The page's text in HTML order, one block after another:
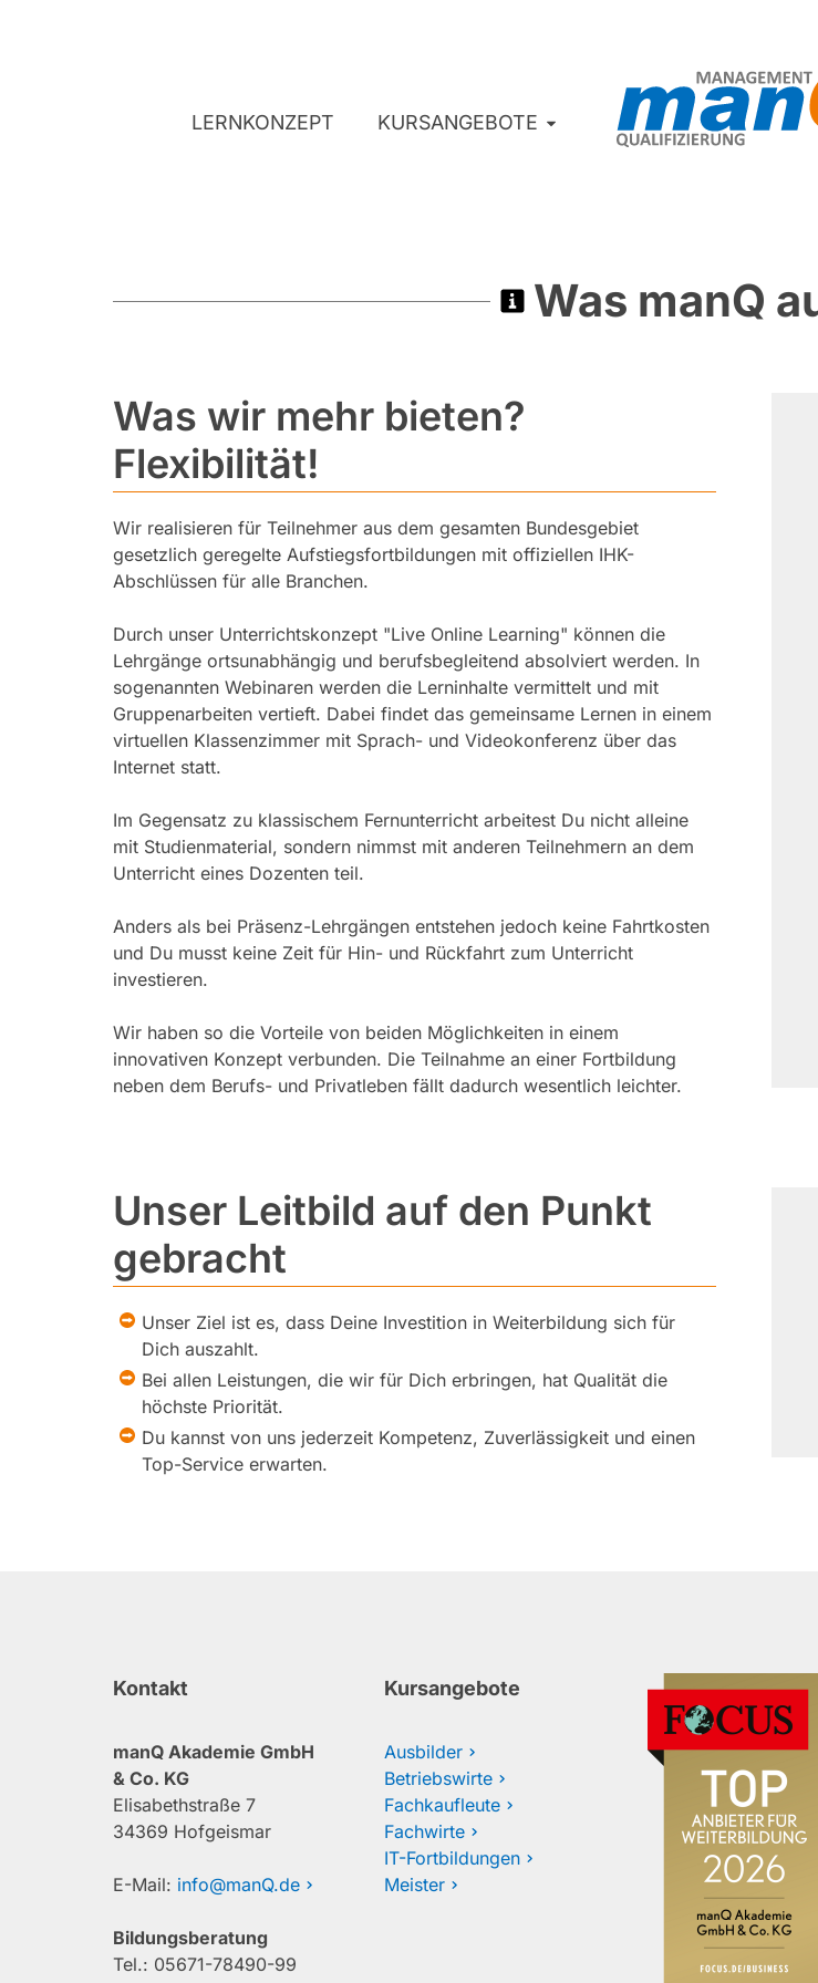
LERNKONZEPT KURSANGEBOTE
Was manQ
Was wir mehr bieten?
Flexibilität!
Wir realisieren für Teilnehmer aus dem gesamten Bundesgebiet
gesetzlich geregelte Aufstiegsfortbildungen mit offiziellen IHK-
Abschlüssen für alle Branchen.
Durch unser Unterrichtskonzept "Live Online Learning" können die
Lehrgänge ortsunabhängig und berufsbegleitend absolviert werden. In
sogenannten Webinaren werden die Lerninhalte vermittelt und mit
Gruppenarbeiten vertieft. Dabei findet das gemeinsame Lernen in einem
virtuellen Klassenzimmer mit Sprach- und Videokonferenz über das
Internet statt.
Im Gegensatz zu klassischem Fernunterricht arbeitest Du nicht alleine
mit Studienmaterial, sondern nimmst mit anderen Teilnehmern an dem
Unterricht eines Dozenten teil.
Anders als bei Präsenz-Lehrgängen entstehen jedoch keine Fahrtkosten
und Du musst keine Zeit für Hin- und Rückfahrt zum Unterricht
investieren.
Wir haben so die Vorteile von beiden Möglichkeiten in einem
innovativen Konzept verbunden. Die Teilnahme an einer Fortbildung
neben dem Berufs- und Privatleben fällt dadurch wesentlich leichter.
Unser Leitbild auf den Punkt
gebracht
Unser Ziel ist es, dass Deine Investition in Weiterbildung sich für
Dich auszahlt.
Bei allen Leistungen, die wir für Dich erbringen, hat Qualität die
höchste Priorität.
Du kannst von uns jederzeit Kompetenz, Zuverlässigkeit und einen
Top-Service erwarten.
Kontakt
manQ Akademie GmbH
& Co. KG
Elisabethstraße 7
34369 Hofgeismar
E-Mail: info@manQ.de
Bildungsberatung
Tel.: 05671-78490-99
Kursangebote
Ausbilder
Betriebswirte
Fachkaufleute
Fachwirte
IT-Fortbildungen
Meister